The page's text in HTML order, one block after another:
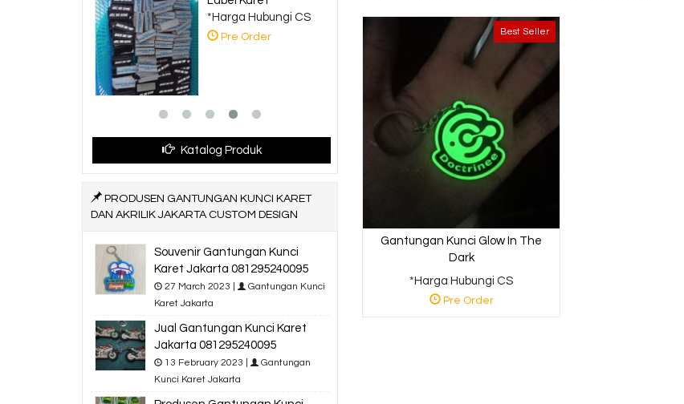
Best Seller
Gantungan Kunci Glow In The
Dark
*Harga Hubungi CS
Pre Order
*Harga Hubungi CS
Pre Order
Kunci Jakarta
*Harga Hubungi CS
Pre Order
Katalog Produk
PRODUSEN GANTUNGAN KUNCI KARET
DAN AKRILIK JAKARTA CUSTOM DESIGN
Souvenir Gantungan Kunci
Karet Jakarta 081295240095
27 March 2023 |
Gantungan Kunci
Karet Jakarta
Jual Gantungan Kunci Karet
Jakarta 081295240095
13 February 2023 |
Gantungan
Kunci Karet Jakarta